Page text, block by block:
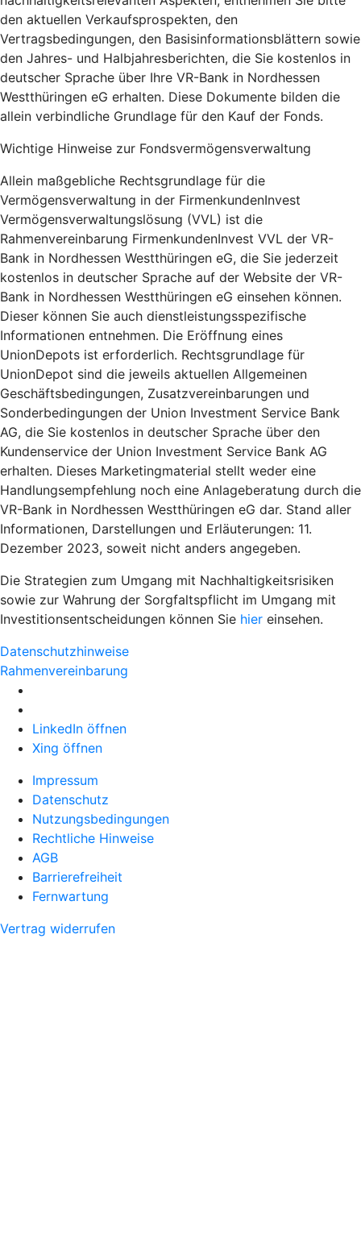
den aktuellen Verkaufsprospekten, den
Vertragsbedingungen, den Basisinformationsblättern sowie
den Jahres- und Halbjahresberichten, die Sie kostenlos in
deutscher Sprache über Ihre VR-Bank in Nordhessen
Westthüringen eG erhalten. Diese Dokumente bilden die
allein verbindliche Grundlage für den Kauf der Fonds.
Wichtige Hinweise zur Fondsvermögensverwaltung
Allein maßgebliche Rechtsgrundlage für die
Vermögensverwaltung in der FirmenkundenInvest
Vermögensverwaltungslösung (VVL) ist die
Rahmenvereinbarung FirmenkundenInvest VVL der VR-
Bank in Nordhessen Westthüringen eG, die Sie jederzeit
kostenlos in deutscher Sprache auf der Website der VR-
Bank in Nordhessen Westthüringen eG einsehen können.
Dieser können Sie auch dienstleistungsspezifische
Informationen entnehmen. Die Eröffnung eines
UnionDepots ist erforderlich. Rechtsgrundlage für
UnionDepot sind die jeweils aktuellen Allgemeinen
Geschäftsbedingungen, Zusatzvereinbarungen und
Sonderbedingungen der Union Investment Service Bank
AG, die Sie kostenlos in deutscher Sprache über den
Kundenservice der Union Investment Service Bank AG
erhalten. Dieses Marketingmaterial stellt weder eine
Handlungsempfehlung noch eine Anlageberatung durch die
VR-Bank in Nordhessen Westthüringen eG dar. Stand aller
Informationen, Darstellungen und Erläuterungen: 11.
Dezember 2023, soweit nicht anders angegeben.
Die Strategien zum Umgang mit Nachhaltigkeitsrisiken
sowie zur Wahrung der Sorgfaltspflicht im Umgang mit
Investitionsentscheidungen können Sie hier einsehen.
Datenschutzhinweise
Rahmenvereinbarung
LinkedIn öffnen
Xing öffnen
Impressum
Datenschutz
Nutzungsbedingungen
Rechtliche Hinweise
AGB
Barrierefreiheit
Fernwartung
Vertrag widerrufen